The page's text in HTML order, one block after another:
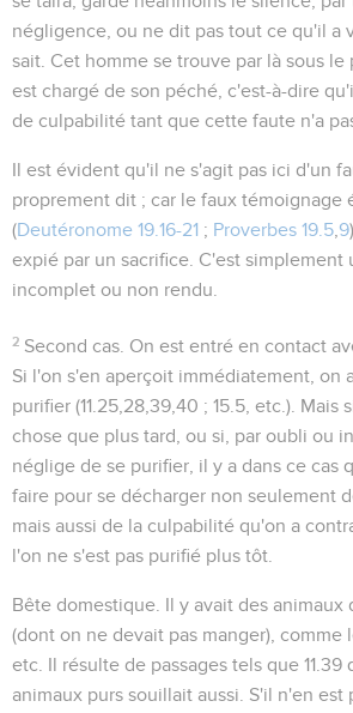
négligence, ou ne dit pas tout ce qu'il a
sait. Cet homme se trouve par là sous le
est chargé de son péché, c'est-à-dire
de culpabilité tant que cette faute n'a
Il est évident qu'il ne s'agit pas ici d'un
proprement dit ; car le faux témoignage
(Deutéronome 19.16-21 ; Proverbes 19.5 9
expié par un sacrifice. C'est simplement
incomplet ou non rendu.
2 Second cas . On est entré en contact
Si l'on s'en aperçoit immédiatement, on
purifier (11.25,28,39,40 ; 15.5 , etc.). Mais
chose que plus tard, ou si, par oubli ou
néglige de se purifier, il y a dans ce cas
faire pour se décharger non seulement
mais aussi de la culpabilité qu'on a
l'on ne s'est pas purifié plus tôt.
Bête domestique . Il y avait des
(dont on ne devait pas manger), comme
etc. Il résulte de passages tels que 11.39
animaux purs souillait aussi. S'il n'en est